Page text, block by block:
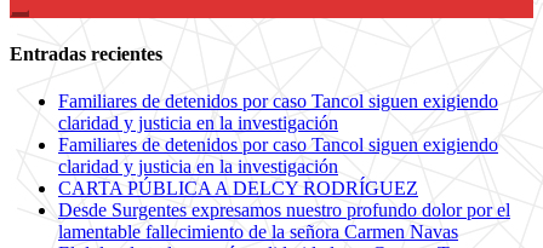
Entradas recientes
Familiares de detenidos por caso Tancol siguen exigiendo
claridad y justicia en la investigación
Familiares de detenidos por caso Tancol siguen exigiendo
claridad y justicia en la investigación
CARTA PÚBLICA A DELCY RODRÍGUEZ
Desde Surgentes expresamos nuestro profundo dolor por el
lamentable fallecimiento de la señora Carmen Navas